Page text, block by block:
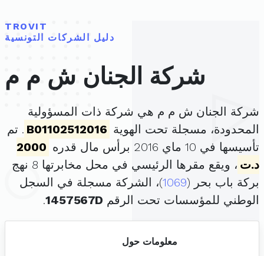
TROVIT
دليل الشركات التونسية
شركة الجنان ش م م
شركة الجنان ش م م هي شركة ذات المسؤولية
المحدودة، مسجلة تحت الهوية B01102512016 . تم
تأسيسها في 10 ماي 2016 برأس مال قدره
2000
د.ت
، ويقع مقرها الرئيسي في محل مخابرتها 8 نهج
بركة باب بحر (1069)، الشركة مسجلة في السجل
الوطني للمؤسسات تحت الرقم 1457567D
.
معلومات حول